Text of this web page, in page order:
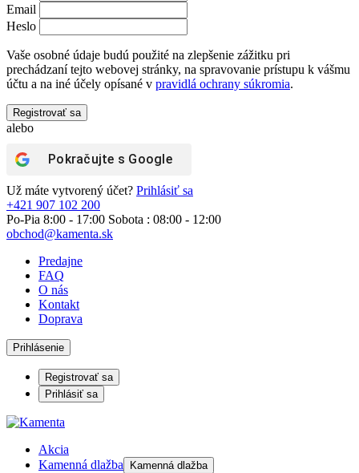
Email
Heslo
Vaše osobné údaje budú použité na zlepšenie zážitku pri
prechádzaní tejto webovej stránky, na spravovanie prístupu k vášmu
účtu a na iné účely opísané v pravidlá ochrany súkromia.
Registrovať sa
alebo
Pokračujte s Google
Už máte vytvorený účet? Prihlásiť sa
+421 907 102 200
Po-Pia 8:00 - 17:00 Sobota : 08:00 - 12:00
obchod@kamenta.sk
Predajne
FAQ
O nás
Kontakt
Doprava
Prihlásenie
Registrovať sa
Prihlásiť sa
Akcia
Kamenná dlažba
Kamenná dlažba